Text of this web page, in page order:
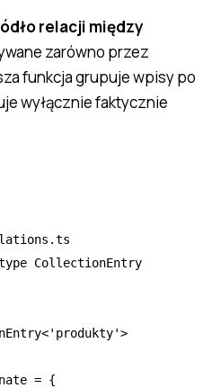
relacji między
zarówno przez
funkcja grupuje wpisy po
wyłącznie faktycznie
CollectionEntry
<'produkty'>
= {